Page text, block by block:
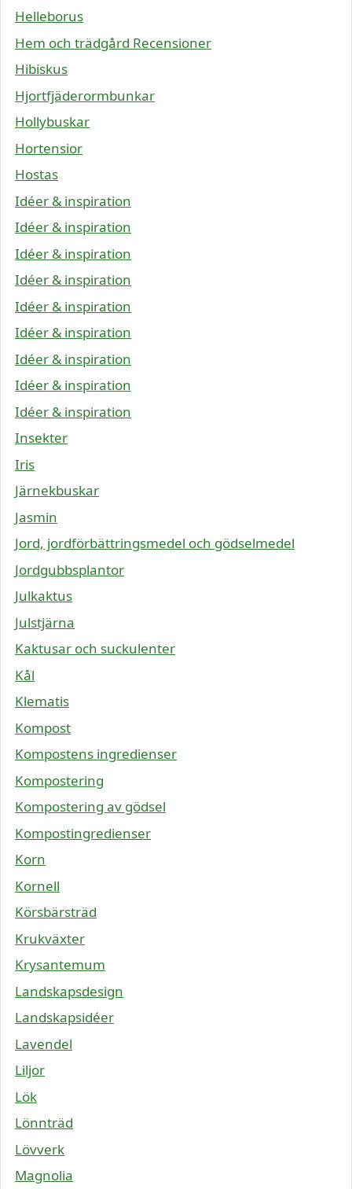
Helleborus
Hem och trädgård Recensioner
Hibiskus
Hjortfjäderormbunkar
Hollybuskar
Hortensior
Hostas
Idéer & inspiration
Idéer & inspiration
Idéer & inspiration
Idéer & inspiration
Idéer & inspiration
Idéer & inspiration
Idéer & inspiration
Idéer & inspiration
Idéer & inspiration
Insekter
Iris
Järnekbuskar
Jasmin
Jord, jordförbättringsmedel och gödselmedel
Jordgubbsplantor
Julkaktus
Julstjärna
Kaktusar och suckulenter
Kål
Klematis
Kompost
Kompostens ingredienser
Kompostering
Kompostering av gödsel
Kompostingredienser
Korn
Kornell
Körsbärsträd
Krukväxter
Krysantemum
Landskapsdesign
Landskapsidéer
Lavendel
Liljor
Lök
Lönnträd
Lövverk
Magnolia